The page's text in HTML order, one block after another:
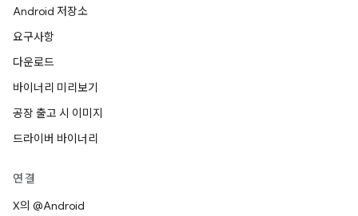
Android 저장소
요구사항
다운로드
바이너리 미리보기
공장 출고 시 이미지
드라이버 바이너리
연결
X의 @Android